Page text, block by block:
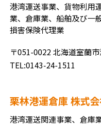
港湾運送事業、貨物利用
業、倉庫業、船舶及び一
損害保険代理業
〒051-0022 北海道室蘭
TEL:0143-24-1511
栗林港運倉庫 株式
港湾運送関連事業、倉庫